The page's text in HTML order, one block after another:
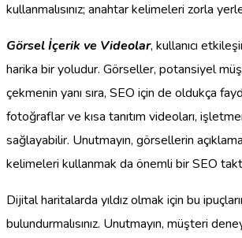
kullanmalısınız; anahtar kelimeleri zorla
Görsel İçerik ve Videolar, kullanıcı
harika bir yoludur. Görseller, potansiyel
çekmenin yanı sıra, SEO için de oldukça
fotoğraflar ve kısa tanıtım videoları,
sağlayabilir. Unutmayın, görsellerin
kelimeleri kullanmak da önemli bir SEO
Dijital haritalarda yıldız olmak için bu
bulundurmalısınız. Unutmayın, müşteri